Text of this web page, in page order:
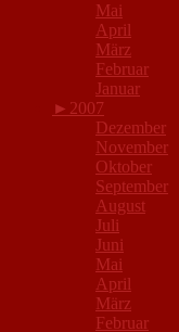
Mai
April
März
Februar
Januar
► 2007
Dezember
November
Oktober
September
August
Juli
Juni
Mai
April
März
Februar